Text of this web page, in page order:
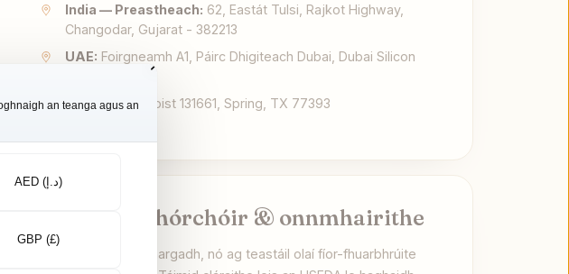
India — Preastheach: 62, Eastát Tulsi, Rajkot Highway,
Changodar, Gujarat - 382213
UAE: Foirgneamh A1, Páirc Dhigiteach Dubai, Dubai Silicon
SAM:Bosca Poist 131661, Spring, TX 77393
Fiosrúcháin mhórchóir & onnmhairithe
Ag allmhairiú chuig do mhargadh, nó ag teastáil olaí fíor-fhuarbhrúite
an teanga agus an
AED (د.إ)
GBP (£)